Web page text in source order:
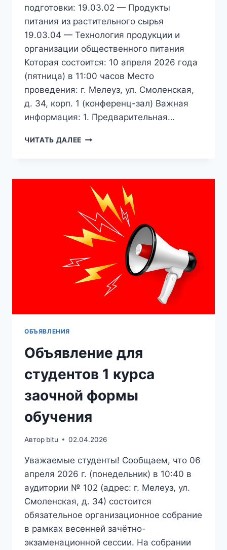
подготовки: 19.03.02 — Продукты
питания из растительного сырья
19.03.04 — Технология продукции и
организации общественного питания
Которая состоится: 10 апреля 2026 года
(пятница) в 11:00 часов Место
проведения: г. Мелеуз, ул. Смоленская,
д. 34, корп. 1 (конференц-зал) Важная
информация: 1. Предварительная…
ЧИТАТЬ ДАЛЕЕ ТОРЖЕСТВЕННАЯ
О
ВЫСШЕМ
ОБРАЗОВАНИИ
ОБЪЯВЛЕНИЯ
Объявление для
студентов 1 курса
заочной формы
обучения
Автор bitu 02.04.2026
Уважаемые студенты! Сообщаем, что 06
апреля 2026 г. (понедельник) в 10:40 в
аудитории № 102 (адрес: г. Мелеуз, ул.
Смоленская, д. 34) состоится
обязательное организационное собрание
в рамках весенней зачётно-
экзаменационной сессии. На собрании